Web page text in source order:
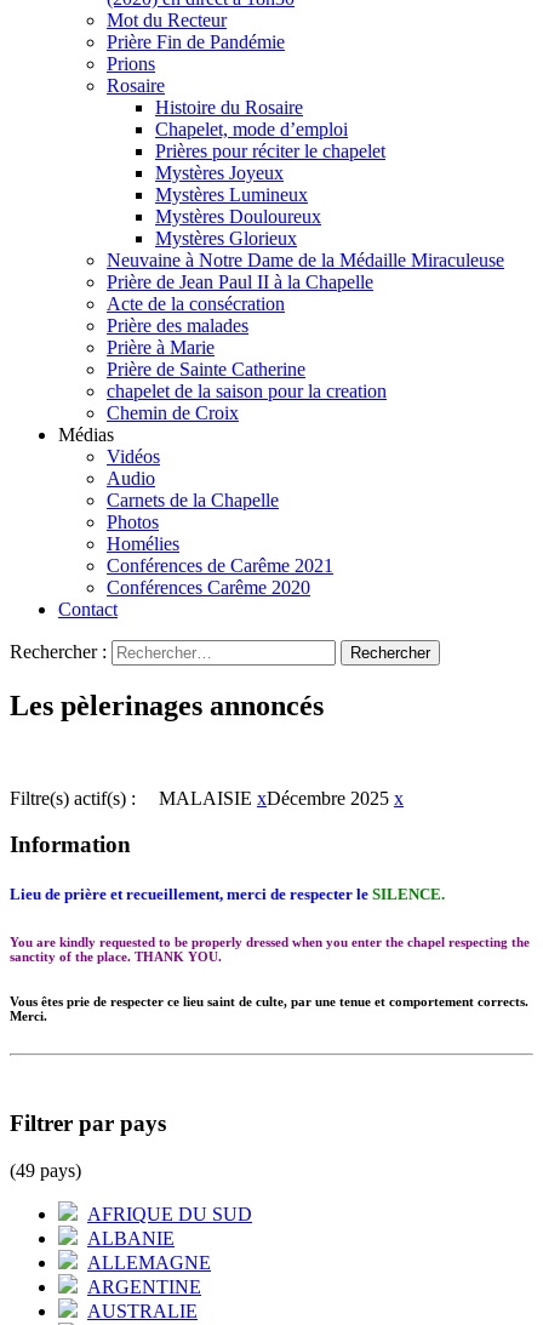
Mot du Recteur
Prière Fin de Pandémie
Prions
Rosaire
Histoire du Rosaire
Chapelet, mode d’emploi
Prières pour réciter le chapelet
Mystères Joyeux
Mystères Lumineux
Mystères Douloureux
Mystères Glorieux
Neuvaine à Notre Dame de la Médaille Miraculeuse
Prière de Jean Paul II à la Chapelle
Acte de la consécration
Prière des malades
Prière à Marie
Prière de Sainte Catherine
chapelet de la saison pour la creation
Chemin de Croix
Médias
Vidéos
Audio
Carnets de la Chapelle
Photos
Homélies
Conférences de Carême 2021
Conférences Carême 2020
Contact
Rechercher :
Les pèlerinages annoncés
Filtre(s) actif(s) : MALAISIE xDécembre 2025 x
Information
Lieu de prière et recueillement, merci de respecter le SILENCE.
You are kindly requested to be properly dressed when you enter the chapel respecting the
sanctity of the place. THANK YOU.
Vous êtes prie de respecter ce lieu saint de culte, par une tenue et comportement corrects.
Merci.
Filtrer par pays
(49 pays)
AFRIQUE DU SUD
ALBANIE
ALLEMAGNE
ARGENTINE
AUSTRALIE